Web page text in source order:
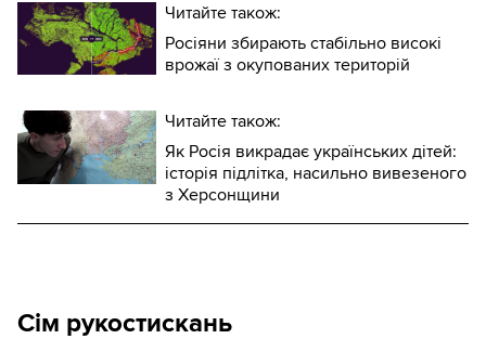
Читайте також:
Росіяни збирають стабільно високі
врожаї з окупованих територій
Читайте також:
Як Росія викрадає українських дітей:
історія підлітка, насильно вивезеного
з Херсонщини
Сім рукостискань